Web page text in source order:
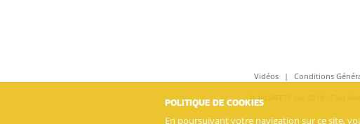
Vidéos Conditions
© ALLSAFETY sas 2018 - Tout
POLITIQUE DE COOKIES
En poursuivant votre navigation sur ce site,